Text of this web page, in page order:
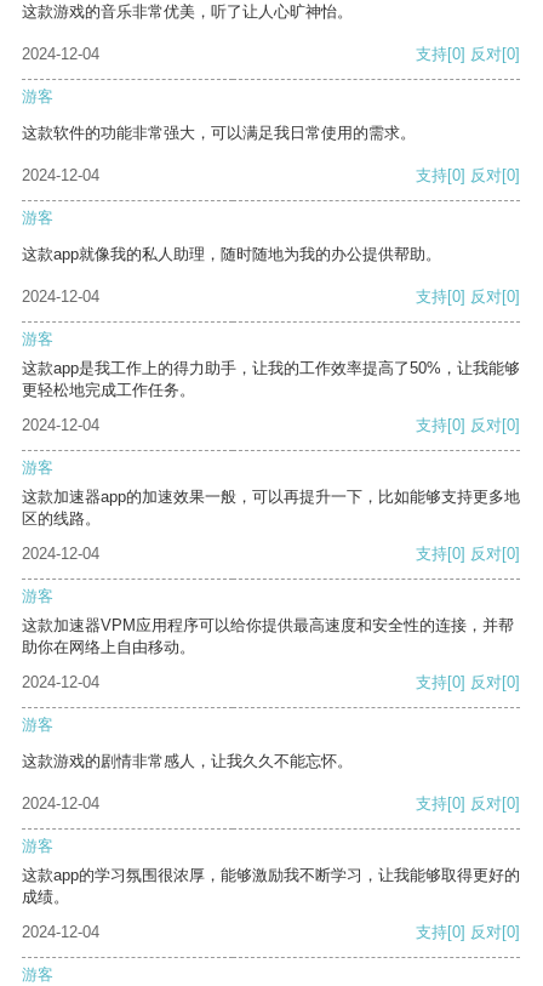
这款游戏的音乐非常优美，听了让人心旷神怡。
2024-12-04 支持[0] 反对[0]
游客
这款软件的功能非常强大，可以满足我日常使用的需求。
2024-12-04 支持[0] 反对[0]
游客
这款app就像我的私人助理，随时随地为我的办公提供帮助。
2024-12-04 支持[0] 反对[0]
游客
这款app是我工作上的得力助手，让我的工作效率提高了50%，让我能够
更轻松地完成工作任务。
2024-12-04
支持[0] 反对[0]
游客
这款加速器app的加速效果一般，可以再提升一下，比如能够支持更多地
区的线路。
2024-12-04
支持[0] 反对[0]
游客
这款加速器VPM应用程序可以给你提供最高速度和安全性的连接，并帮
助你在网络上自由移动。
2024-12-04
支持[0] 反对[0]
游客
这款游戏的剧情非常感人，让我久久不能忘怀。
2024-12-04 支持[0] 反对[0]
游客
这款app的学习氛围很浓厚，能够激励我不断学习，让我能够取得更好的
成绩。
2024-12-04
支持[0] 反对[0]
游客